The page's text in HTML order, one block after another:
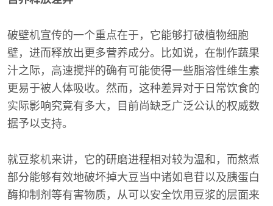
破壁机宣传的一个重点在于，它能够打破植物细胞
壁，进而释放出更多营养成分。比如说，在制作蔬果
汁之际，高速搅拌的确有可能使得一些脂溶性维生素
更易于被人体吸收。然而，这种差异对于日常饮食的
实际影响究竟有多大，目前尚缺乏广泛公认的权威数
据予以支持。
就豆浆机来讲，它的研磨进程相对较为温和，而熬煮
部分能够有效地破坏掉大豆当中诸如皂苷以及胰蛋白
酶抑制剂等有害物质，从可以安全饮用豆浆的层面来